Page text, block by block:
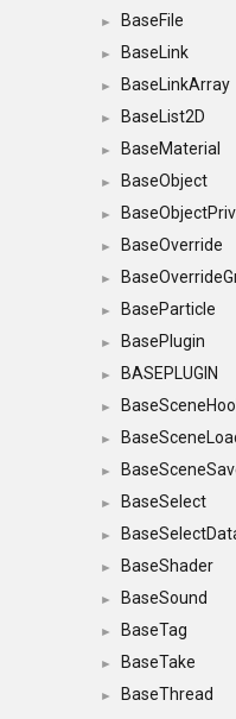
► BaseFile
► BaseLink
► BaseLinkArray
► BaseList2D
► BaseMaterial
► BaseObject
►
► BaseOverride
►
► BaseParticle
► BasePlugin
► BASEPLUGIN
►
►
►
► BaseSelect
►
► BaseShader
► BaseSound
► BaseTag
► BaseTake
►
BaseThread